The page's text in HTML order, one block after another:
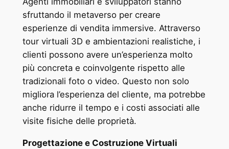
sfruttando il metaverso per creare
esperienze di vendita immersive. Attraverso
tour virtuali 3D e ambientazioni realistiche, i
clienti possono avere un’esperienza molto
più concreta e coinvolgente rispetto alle
tradizionali foto o video. Questo non solo
migliora l’esperienza del cliente, ma potrebbe
anche ridurre il tempo e i costi associati alle
visite fisiche delle proprietà.
Progettazione e Costruzione Virtuali